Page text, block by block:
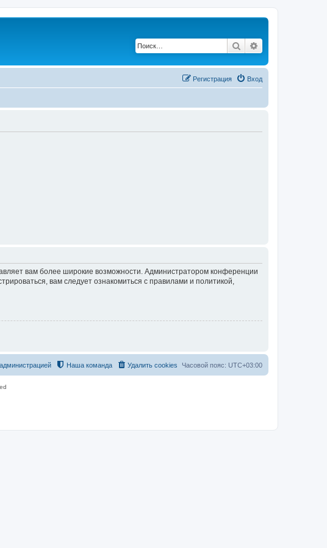
Поиск
Вход
Регистрация
вам более широкие возможности. Администратором конференции
вам следует ознакомиться с правилами и политикой,
Часовой пояс: UTC+03:00
Удалить cookies
Наша команда